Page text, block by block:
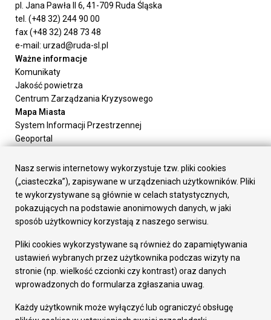
pl. Jana Pawła II 6, 41-709 Ruda Śląska
tel. (+48 32) 244 90 00
fax (+48 32) 248 73 48
e-mail: urzad@ruda-sl.pl
Ważne informacje
Komunikaty
Jakość powietrza
Centrum Zarządzania Kryzysowego
Mapa Miasta
System Informacji Przestrzennej
Geoportal
Załatw sprawę
Prezydent Miasta
Rada Miasta
Wydziały
Elektroniczna Skrzynka Podawcza
Gospodarka
Fundusze europejskie
Środki krajowe
Oferty inwestycyjne
Pozostałe
Nasz serwis internetowy wykorzystuje tzw. pliki cookies
(„ciasteczka”), zapisywane w urządzeniach użytkowników. Pliki
te wykorzystywane są głównie w celach statystycznych,
pokazujących na podstawie anonimowych danych, w jaki
sposób użytkownicy korzystają z naszego serwisu.
Pliki cookies wykorzystywane są również do zapamiętywania
ustawień wybranych przez użytkownika podczas wizyty na
stronie (np. wielkość czcionki czy kontrast) oraz danych
wprowadzonych do formularza zgłaszania uwag.
Każdy użytkownik może wyłączyć lub ograniczyć obsługę